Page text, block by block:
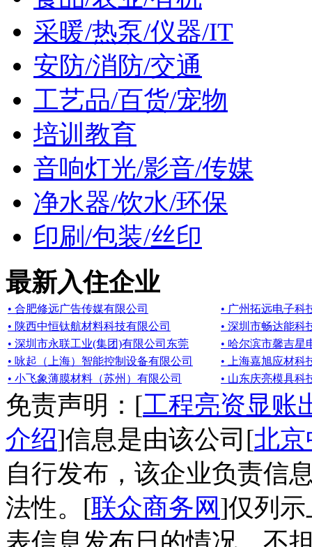
采暖/热泵/仪器/IT
安防/消防/交通
工艺品/百货/宠物
培训教育
音响灯光/影音/传媒
净水器/饮水/环保
印刷/包装/丝印
最新入住企业
• 合肥修远广告传媒有限公司
• 广州拓远电子科
• 陕西中恒钛航材料科技有限公司
• 深圳市畅达能科
• 深圳市永联工业(集团)有限公司东莞
• 哈尔滨市馨吉星
• 咏起（上海）智能控制设备有限公司
• 上海嘉旭应材科
• 小飞象薄膜材料（苏州）有限公司
• 山东庆亮模具科
免责声明：[工程亮资显账
介绍]信息是由该公司[北
自行发布，该企业负责信
法性。[联众商务网]仅列